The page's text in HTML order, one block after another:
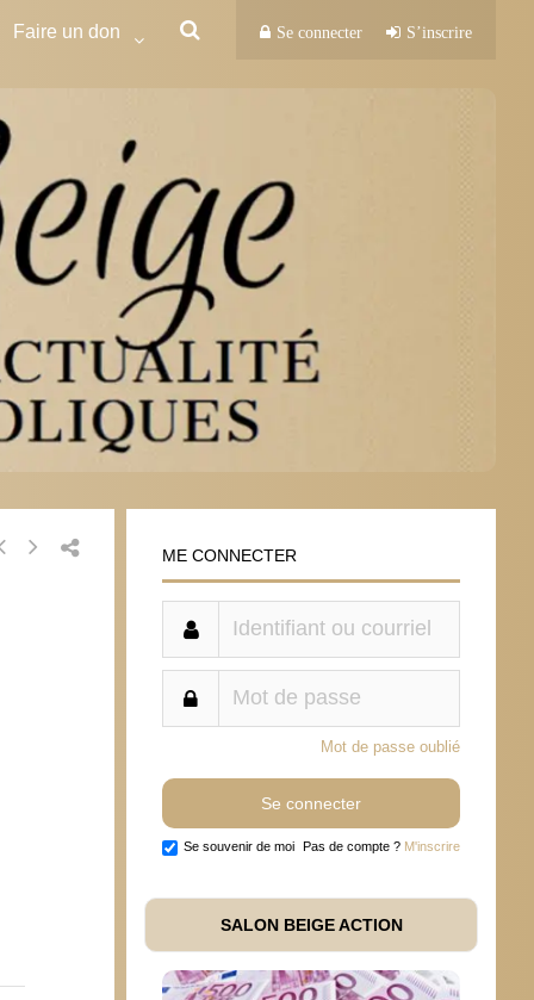
Faire un don Se connecter S’inscrire
ME CONNECTER
Mot de passe oublié
Se souvenir de moi Pas de compte ? M'inscrire
SALON BEIGE ACTION